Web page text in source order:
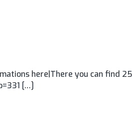
here|There you can find
[…]